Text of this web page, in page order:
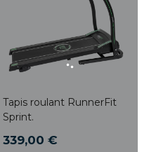
Tapis roulant RunnerFit
Sprint.
339,00 €